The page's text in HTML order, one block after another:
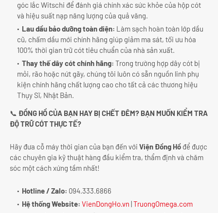
góc lắc Witschi để đánh giá chính xác sức khỏe của hộp cót
và hiệu suất nạp năng lượng của quả văng.
Lau dầu bảo dưỡng toàn diện: Làm sạch hoàn toàn lớp dầu
cũ, chấm dầu mới chính hãng giúp giảm ma sát, tối ưu hóa
100% thời gian trữ cót tiêu chuẩn của nhà sản xuất.
Thay thế dây cót chính hãng: Trong trường hợp dây cót bị
mỏi, rão hoặc nứt gãy, chúng tôi luôn có sẵn nguồn linh phụ
kiện chính hãng chất lượng cao cho tất cả các thương hiệu
Thụy Sĩ, Nhật Bản.
📞 ĐỒNG HỒ CỦA BẠN HAY BỊ CHẾT ĐÊM? BẠN MUỐN KIỂM TRA
ĐỘ TRỮ CÓT THỰC TẾ?
Hãy đưa cỗ máy thời gian của bạn đến với Viện Đồng Hồ để được
các chuyên gia kỹ thuật hàng đầu kiểm tra, thẩm định và chăm
sóc một cách xứng tầm nhất!
Hotline / Zalo: 094.333.6866
Hệ thống Website: VienDongHo.vn |TruongOmega.com